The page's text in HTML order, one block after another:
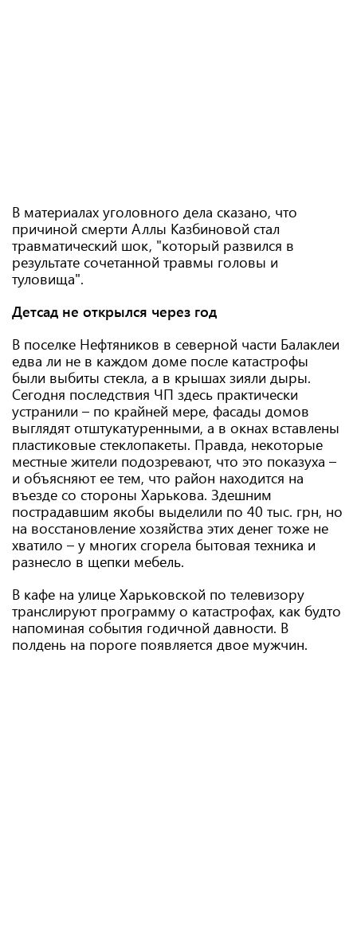
В материалах уголовного дела сказано, что
причиной смерти Аллы Казбиновой стал
травматический шок, "который развился в
результате сочетанной травмы головы и
туловища".
Детсад не открылся через год
В поселке Нефтяников в северной части Балаклеи
едва ли не в каждом доме после катастрофы
были выбиты стекла, а в крышах зияли дыры.
Сегодня последствия ЧП здесь практически
устранили – по крайней мере, фасады домов
выглядят отштукатуренными, а в окнах вставлены
пластиковые стеклопакеты. Правда, некоторые
местные жители подозревают, что это показуха –
и объясняют ее тем, что район находится на
въезде со стороны Харькова. Здешним
пострадавшим якобы выделили по 40 тыс. грн, но
на восстановление хозяйства этих денег тоже не
хватило – у многих сгорела бытовая техника и
разнесло в щепки мебель.
В кафе на улице Харьковской по телевизору
транслируют программу о катастрофах, как будто
напоминая события годичной давности. В
полдень на пороге появляется двое мужчин.